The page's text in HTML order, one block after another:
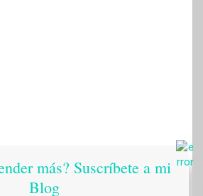
más? Suscríbete a mi
Blog